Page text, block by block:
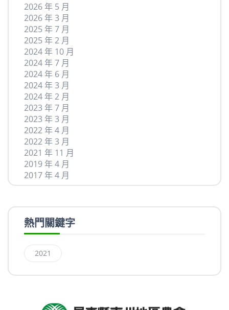
2026 年 5 月
2026 年 3 月
2025 年 7 月
2025 年 2 月
2024 年 10 月
2024 年 7 月
2024 年 6 月
2024 年 3 月
2024 年 2 月
2023 年 7 月
2023 年 3 月
2022 年 4 月
2022 年 3 月
2021 年 11 月
2019 年 4 月
2017 年 4 月
熱門關鍵字
2021